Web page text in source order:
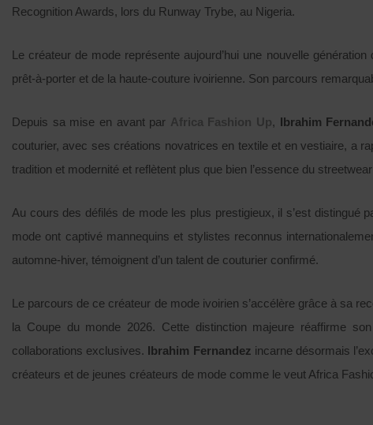
Recognition Awards, lors du Runway Trybe, au Nigeria.
Le créateur de mode représente aujourd’hui une nouvelle
prêt-à-porter et de la haute-couture ivoirienne. Son parcours
Depuis sa mise en avant par Africa Fashion Up, Ibrahim
couturier, avec ses créations novatrices en textile et en vestiaire, a
tradition et modernité et reflètent plus que bien l’essence du
Au cours des défilés de mode les plus prestigieux, il s’est
mode ont captivé mannequins et stylistes reconnus
automne-hiver, témoignent d’un talent de couturier confirmé.
Le parcours de ce créateur de mode ivoirien s’accélère grâce à sa
la Coupe du monde 2026. Cette distinction majeure réaffirme
collaborations exclusives. Ibrahim Fernandez incarne désormais
créateurs et de jeunes créateurs de mode comme le veut Africa